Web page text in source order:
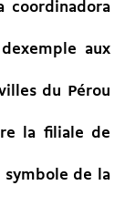
coordinadora
aux
du Pérou
la filiale de
symbole de la